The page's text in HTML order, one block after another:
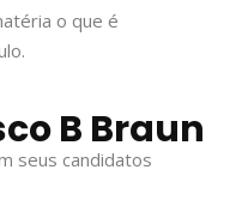
o que é
B Braun
seus candidatos